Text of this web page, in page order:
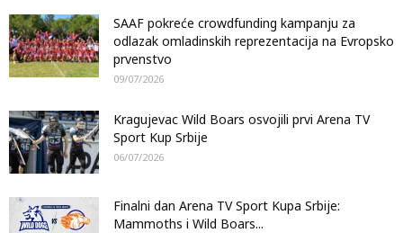
SAAF pokreće crowdfunding kampanju za
odlazak omladinskih reprezentacija na Evropsko
prvenstvo
09/07/2026
Kragujevac Wild Boars osvojili prvi Arena TV
Sport Kup Srbije
06/07/2026
Finalni dan Arena TV Sport Kupa Srbije:
Mammoths i Wild Boars...